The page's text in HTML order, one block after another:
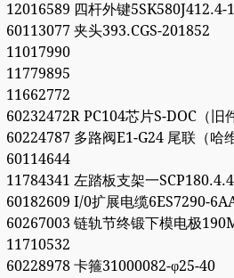
12016589 四杆外键5SK580J412.4-
60113077 夹头393.CGS-201852
11017990
11779895
11662772
60232472R PC104芯片S-DOC（旧
60224787 多路阀E1-G24 尾联（哈维
60114644
11784341 左踏板支架一SCP180.4.4
60182609 I/0扩展电缆6ES7290-
60267003 链轨节终锻下模电极
11710532
60228978 卡箍31000082-φ25-40